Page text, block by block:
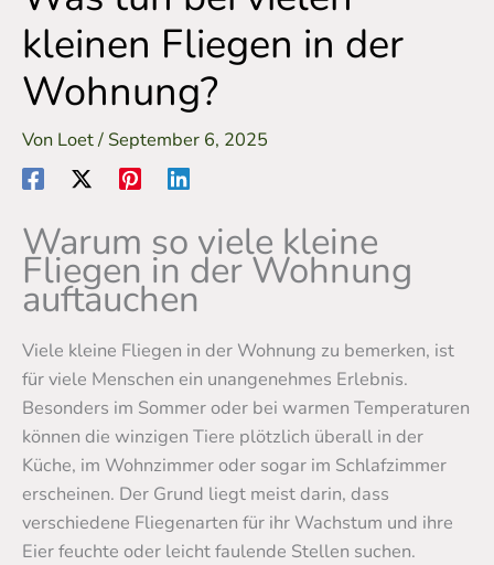
kleinen Fliegen in der
Wohnung?
Von Loet/ September 6, 2025
Warum so viele kleine
Fliegen in der Wohnung
auftauchen
Viele kleine Fliegen in der Wohnung zu bemerken, ist
für viele Menschen ein unangenehmes Erlebnis.
Besonders im Sommer oder bei warmen Temperaturen
können die winzigen Tiere plötzlich überall in der
Küche, im Wohnzimmer oder sogar im Schlafzimmer
erscheinen. Der Grund liegt meist darin, dass
verschiedene Fliegenarten für ihr Wachstum und ihre
Eier feuchte oder leicht faulende Stellen suchen.